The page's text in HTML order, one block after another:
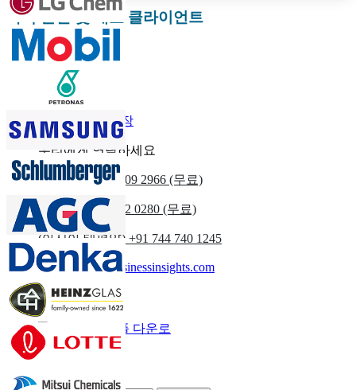
지역 및 국가 범위 확장, 세그먼트 분석, 기업 프로필, 경쟁 벤치마킹, 및 최
화학 물질 및 재료 클라이언트
관련된 보고서
수중 청정기 시장
우리에게 연락하세요
우리를+1 833 909 2966 (무료)
영국+44 808 502 0280 (무료)
(아시아 태평양) +91 744 740 1245
sales@fortunebusinessinsights.com
부르다
이메일
샘플 다운로
드
뉴스레터 구독